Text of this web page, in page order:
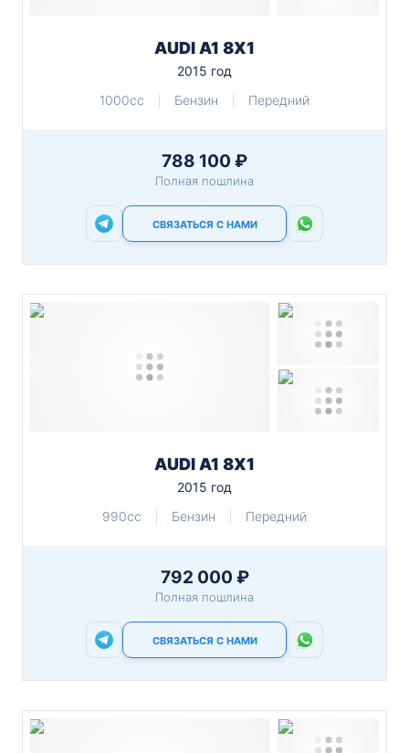
AUDI A1 8X1
2015 год
1000cc
Бензин Передний
788 100 ₽
Полная пошлина
СВЯЗАТЬСЯ С НАМИ
AUDI A1 8X1
2015 год
990cc
Бензин Передний
792 000 ₽
Полная пошлина
СВЯЗАТЬСЯ С НАМИ